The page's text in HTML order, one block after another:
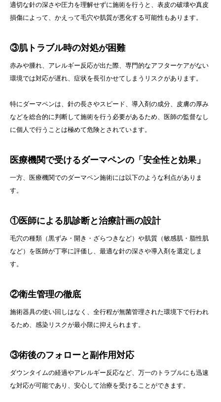
適切な針の深さや圧力を理解せずに施術を行うと、表皮の破壊や真皮
損傷によって、かえって毛穴や肌質が悪化する可能性もあります。
③肌トラブル時の対処が困難
赤みや腫れ、アレルギー反応が出た際、専門的なアフターケアがない
環境では対応が遅れ、症状を長引かせてしまうリスクがあります。
特にダーマペンは、針の長さやスピード、導入剤の成分、皮膚の厚み
などを総合的に判断して施術を行う必要があるため、医師の監督なし
に個人で行うことは極めて危険とされています。
医療機関で受けるダーマペンの「安全性と効果」
一方、医療機関でのダーマペン施術には以下のような利点がありま
す。
①医師による肌診断と治療計画の設計
毛穴の種類（黒ずみ・開き・ざらつきなど）や肌質（敏感肌・脂性肌
など）を医師が丁寧に評価し、最適な針の深さや導入剤を選定しま
す。
②衛生管理の徹底
施術器具の使い回しはなく、全行程が無菌管理された環境下で行われ
るため、感染リスクが最小限に抑えられます。
③術後のフォローと副作用対応
ダウンタイムの経過やアレルギー反応など、万一のトラブルにも迅速
な対応が可能であり、安心して治療を受けることができます。